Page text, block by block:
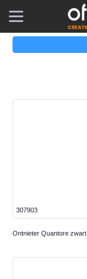
307903
Ontnieter Quantore zwart